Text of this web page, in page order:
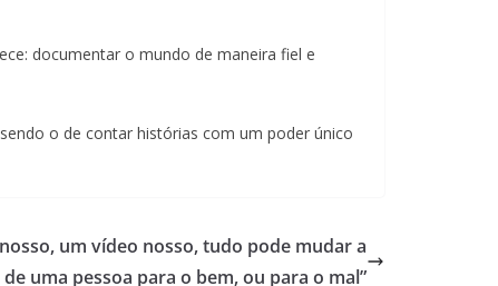
documentar o mundo de maneira fiel e
o de contar histórias com um poder único
um vídeo nosso, tudo pode mudar a
uma pessoa para o bem, ou para o mal”